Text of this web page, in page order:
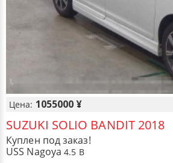
Цена: 1055000 ¥
SUZUKI SOLIO BANDIT 2018
Куплен под заказ!
USS Nagoya 4.5 B